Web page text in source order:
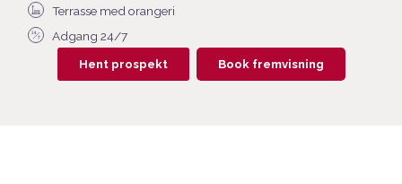
Terrasse med orangeri
Adgang 24/7
Hent prospekt Book fremvisning